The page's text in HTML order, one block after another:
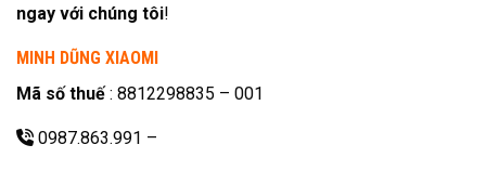
ngay với chúng tôi!
MINH DŨNG XIAOMI
Mã số thuế: 8812298835 – 001
0987.863.991 –